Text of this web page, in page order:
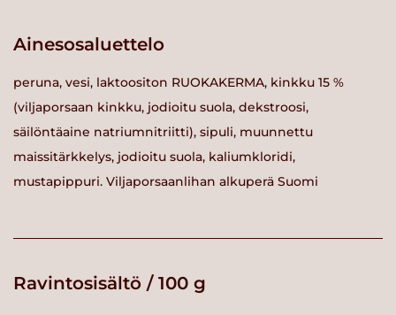
Ainesosaluettelo
peruna, vesi, laktoositon RUOKAKERMA, kinkku 15 %
(viljaporsaan kinkku, jodioitu suola, dekstroosi,
säilöntäaine natriumnitriitti), sipuli, muunnettu
maissitärkkelys, jodioitu suola, kaliumkloridi,
mustapippuri. Viljaporsaanlihan alkuperä Suomi
Ravintosisältö / 100 g